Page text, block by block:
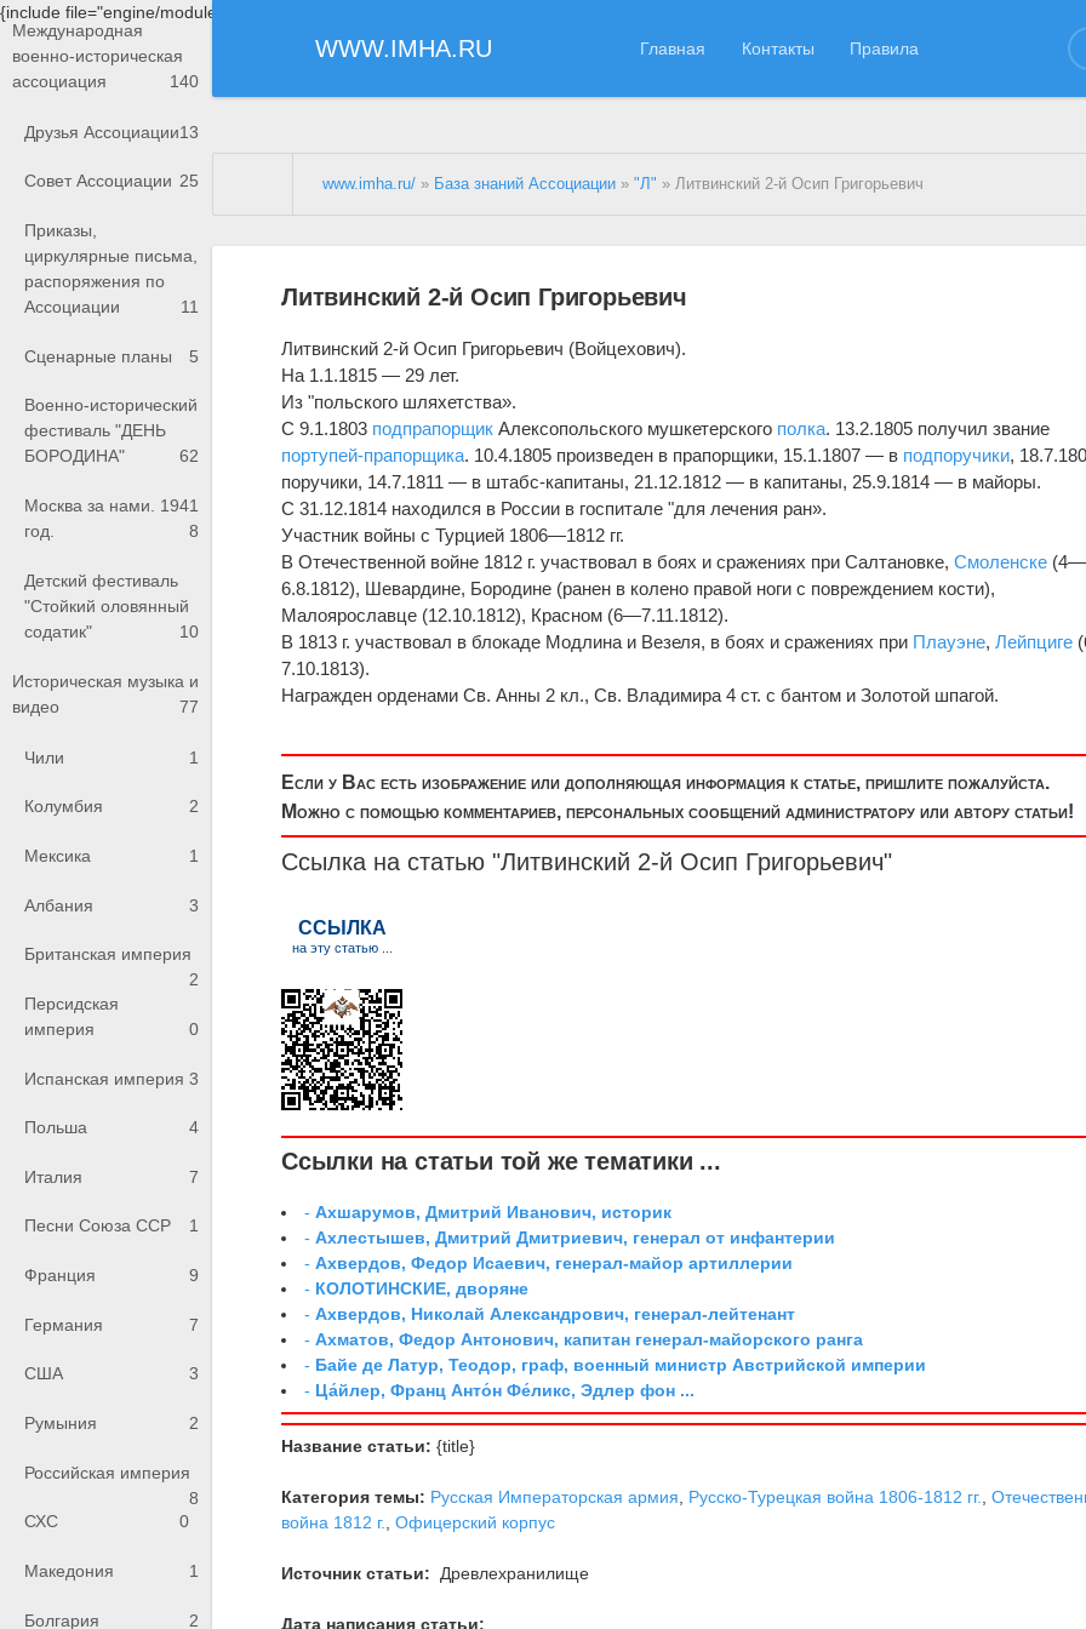
{include file="engine/modules/saperu/head.php"}
WWW.IMHA.RU Главная Контакты Правила
Международная
военно-историческая
ассоциация
140
Друзья Ассоциации13
Совет Ассоциации 25
Приказы,
циркулярные письма,
распоряжения по
Ассоциации
11
Сценарные планы 5
Военно-исторический
фестиваль "ДЕНЬ
БОРОДИНА"
62
Москва за нами. 1941
год.
8
Детский фестиваль
"Стойкий оловянный
содатик"
10
Историческая музыка и
видео
77
Чили 1
Колумбия 2
Мексика 1
Албания 3
Британская империя
2
Персидская
империя
0
Испанская империя 3
Польша 4
Италия 7
Песни Союза ССР 1
Франция 9
Германия 7
США 3
Румыния 2
Российская империя
8
СХС
0
Македония 1
Болгария 2
www.imha.ru/ » База знаний Ассоциации »"Л" » Литвинский 2-й Осип Григорьевич
Литвинский 2-й Осип Григорьевич
Литвинский 2-й Осип Григорьевич (Войцехович).
На 1.1.1815 — 29 лет.
Из "польского шляхетства».
С 9.1.1803 подпрапорщик Алексопольского мушкетерского полка. 13.2.1805 получил звание
портупей-прапорщика. 10.4.1805 произведен в прапорщики, 15.1.1807 — в подпоручики,
поручики, 14.7.1811 — в штабс-капитаны, 21.12.1812 — в капитаны, 25.9.1814 — в майоры.
С 31.12.1814 находился в России в госпитале "для лечения ран».
Участник войны с Турцией 1806—1812 гг.
В Отечественной войне 1812 г. участвовал в боях и сражениях при Салтановке,Смоленске (4—
6.8.1812), Шевардине, Бородине (ранен в колено правой ноги с повреждением кости),
Малоярославце (12.10.1812), Красном (6—7.11.1812).
В 1813 г. участвовал в блокаде Модлина и Везеля, в боях и сражениях при Плауэне,Лейпциге
7.10.1813).
Награжден орденами Св. Анны 2 кл., Св. Владимира 4 ст. с бантом и Золотой шпагой.
Если у Вас есть изображение или дополняющая информация к статье, пришлите пожалуйста.
Можно с помощью комментариев, персональных сообщений администратору или автору статьи!
Ссылка на статью "Литвинский 2-й Осип Григорьевич"
Ссылки на статьи той же тематики ...
-Ахшарумов, Дмитрий Иванович, историк
-Ахлестышев, Дмитрий Дмитриевич, генерал от инфантерии
-Ахвердов, Федор Исаевич, генерал-майор артиллерии
- КОЛОТИНСКИЕ, дворяне
-Ахвердов, Николай Александрович, генерал-лейтенант
-Ахматов, Федор Антонович, капитан генерал-майорского ранга
- Байе де Латур, Теодор, граф, военный министр Австрийской империи
- Ца́йлер, Франц Анто́н Фе́ликс, Эдлер фон ...
Название статьи: {title}
Категория темы: Русская Императорская армия Русско-Турецкая война 1806-1812 гг. ,
война 1812 г.
,Офицерский корпус
Источник статьи: Древлехранилище
Дата написания статьи: